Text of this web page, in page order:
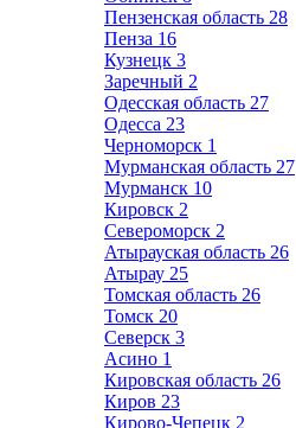
Пензенская область 28
Пенза 16
Кузнецк 3
Заречный 2
Одесская область 27
Одесса 23
Черноморск 1
Мурманская область 27
Мурманск 10
Кировск 2
Североморск 2
Атырауская область 26
Атырау 25
Томская область 26
Томск 20
Северск 3
Асино 1
Кировская область 26
Киров 23
Кирово-Чепецк 2